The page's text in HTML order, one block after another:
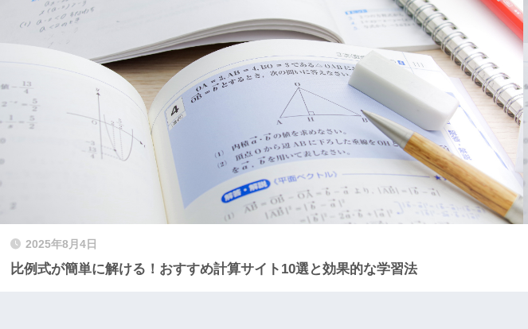
2025年8月4日
比例式が簡単に解ける！おすすめ計算サイト10選と効果的な学習法